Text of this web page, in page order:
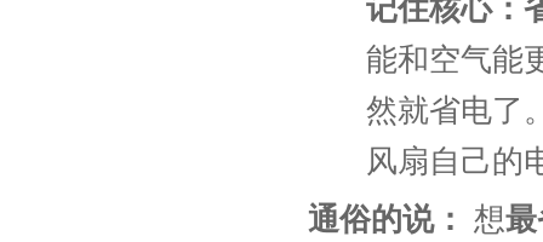
记住核心：
能和空气能
然就省电了
风扇自己的
通俗的说： 想